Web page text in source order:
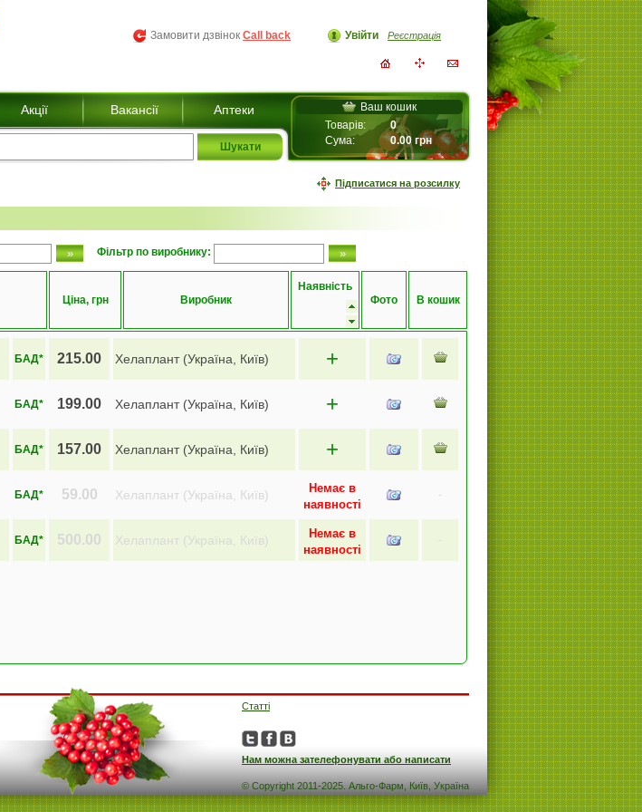
Увійти Реєстрація
Замовити дзвінок Call back
Акції Вакансії Аптеки
Ваш кошик
0
Товарів:
0.00 грн
Сума:
Підписатися на розсилку
Фільтр по виробнику:
Ціна, грн Виробник
Наявність
Фото
В кошик
БАД* 215.00 Хелаплант (Україна, Київ) +
БАД* 199.00 Хелаплант (Україна, Київ) +
БАД* 157.00 Хелаплант (Україна, Київ) +
БАД* 59.00 Хелаплант (Україна, Київ)
Немає в
наявності
-
БАД* 500.00 Хелаплант (Україна, Київ)
Немає в
наявності
-
Статті
Нам можна зателефонувати або написати
© Copyright 2011-2025. Альго-Фарм, Київ, Україна